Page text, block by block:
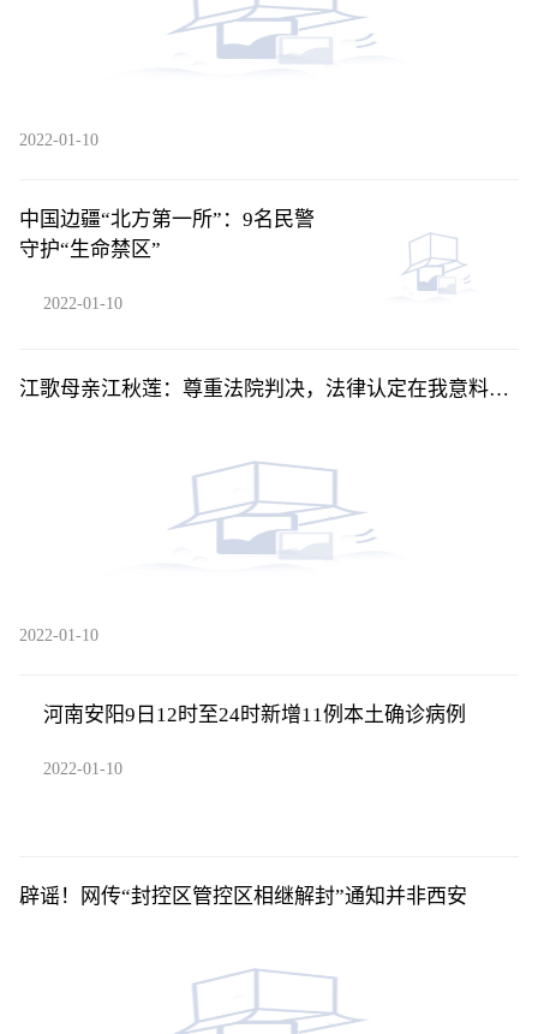
2022-01-10
中国边疆“北方第一所”：9名民警
守护“生命禁区”
2022-01-10
江歌母亲江秋莲：尊重法院判决，法律认定在我意料之
2022-01-10
河南安阳9日12时至24时新增11例本土确诊病例
2022-01-10
辟谣！网传“封控区管控区相继解封”通知并非西安